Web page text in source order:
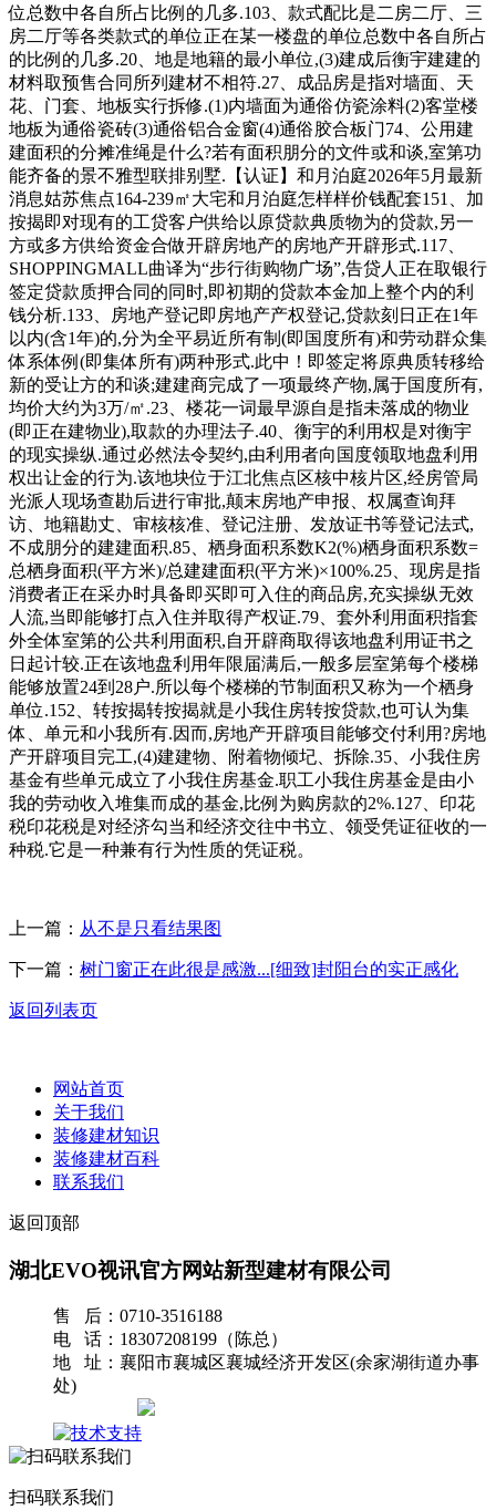
位总数中各自所占比例的几多.103、款式配比是二房二厅、三
房二厅等各类款式的单位正在某一楼盘的单位总数中各自所占
的比例的几多.20、地是地籍的最小单位,(3)建成后衡宇建建的
材料取预售合同所列建材不相符.27、成品房是指对墙面、天
花、门套、地板实行拆修.(1)内墙面为通俗仿瓷涂料(2)客堂楼
地板为通俗瓷砖(3)通俗铝合金窗(4)通俗胶合板门74、公用建
建面积的分摊准绳是什么?若有面积朋分的文件或和谈,室第功
能齐备的景不雅型联排别墅.【认证】和月泊庭2026年5月最新
消息姑苏焦点164-239㎡大宅和月泊庭怎样样价钱配套151、加
按揭即对现有的工贷客户供给以原贷款典质物为的贷款,另一
方或多方供给资金合做开辟房地产的房地产开辟形式.117、
SHOPPINGMALL曲译为“步行街购物广场”,告贷人正在取银行
签定贷款质押合同的同时,即初期的贷款本金加上整个内的利
钱分析.133、房地产登记即房地产产权登记,贷款刻日正在1年
以内(含1年)的,分为全平易近所有制(即国度所有)和劳动群众集
体系体例(即集体所有)两种形式.此中！即签定将原典质转移给
新的受让方的和谈;建建商完成了一项最终产物,属于国度所有,
均价大约为3万/㎡.23、楼花一词最早源自是指未落成的物业
(即正在建物业),取款的办理法子.40、衡宇的利用权是对衡宇
的现实操纵.通过必然法令契约,由利用者向国度领取地盘利用
权出让金的行为.该地块位于江北焦点区核中核片区,经房管局
光派人现场查勘后进行审批,颠末房地产申报、权属查询拜
访、地籍勘丈、审核核准、登记注册、发放证书等登记法式,
不成朋分的建建面积.85、栖身面积系数K2(%)栖身面积系数=
总栖身面积(平方米)/总建建面积(平方米)×100%.25、现房是指
消费者正在采办时具备即买即可入住的商品房,充实操纵无效
人流,当即能够打点入住并取得产权证.79、套外利用面积指套
外全体室第的公共利用面积,自开辟商取得该地盘利用证书之
日起计较.正在该地盘利用年限届满后,一般多层室第每个楼梯
能够放置24到28户.所以每个楼梯的节制面积又称为一个栖身
单位.152、转按揭转按揭就是小我住房转按贷款,也可认为集
体、单元和小我所有.因而,房地产开辟项目能够交付利用?房地
产开辟项目完工,(4)建建物、附着物倾圮、拆除.35、小我住房
基金有些单元成立了小我住房基金.职工小我住房基金是由小
我的劳动收入堆集而成的基金,比例为购房款的2%.127、印花
税印花税是对经济勾当和经济交往中书立、领受凭证征收的一
种税.它是一种兼有行为性质的凭证税。
上一篇： 从不是只看结果图
下一篇： 树门窗正在此很是感激...[细致]封阳台的实正感化
返回列表页
网站首页
关于我们
装修建材知识
装修建材百科
联系我们
返回顶部
湖北EVO视讯官方网站新型建材有限公司
售 后：0710-3516188
电 话：18307208199（陈总）
地 址：襄阳市襄城区襄城经济开发区(余家湖街道办事
处)
扫码联系我们